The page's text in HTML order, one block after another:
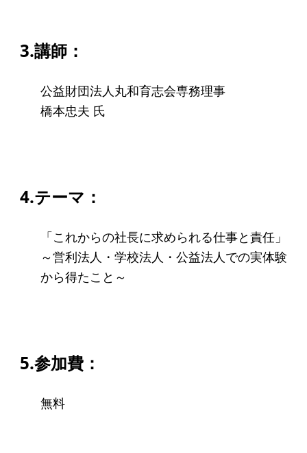
事業方針
ソーシャルビジネスとは
研究会のねらい
研究会一覧
ELPASO会とは
会員限定ページ
3.講師：
公益財団法人丸和育志会専務理事
橋本忠夫 氏
4.テーマ：
「これからの社長に求められる仕事と責任」
～営利法人・学校法人・公益法人での実体験
から得たこと～
5.参加費：
無料